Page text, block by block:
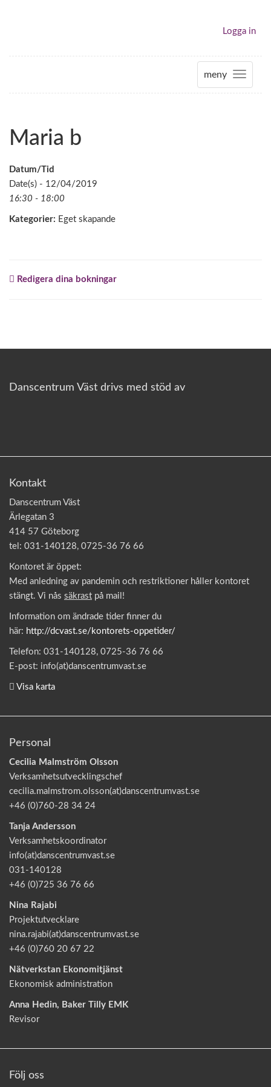
Logga in
meny
T
o
Maria b
Datum/Tid
Date(s) - 12/04/2019
16:30 - 18:00
Kategorier: Eget skapande
Redigera dina bokningar
Danscentrum Väst drivs med stöd av
Kontakt
Danscentrum Väst
Ärlegatan 3
414 57 Göteborg
tel: 031-140128, 0725-36 76 66
Kontoret är öppet:
Med anledning av pandemin och restriktioner håller kontoret
stängt. Vi nås säkrast på mail!
Information om ändrade tider finner du
här: http://dcvast.se/kontorets-oppetider/
Telefon: 031-140128, 0725-36 76 66
E-post: info(at)danscentrumvast.se
Visa karta
Personal
Cecilia Malmström Olsson
Verksamhetsutvecklingschef
cecilia.malmstrom.olsson(at)danscentrumvast.se
+46 (0)760-28 34 24
Tanja Andersson
Verksamhetskoordinator
info(at)danscentrumvast.se
031-140128
+46 (0)725 36 76 66
Nina Rajabi
Projektutvecklare
nina.rajabi(at)danscentrumvast.se
+46 (0)760 20 67 22
Nätverkstan Ekonomitjänst
Ekonomisk administration
Anna Hedin, Baker Tilly EMK
Revisor
Följ oss